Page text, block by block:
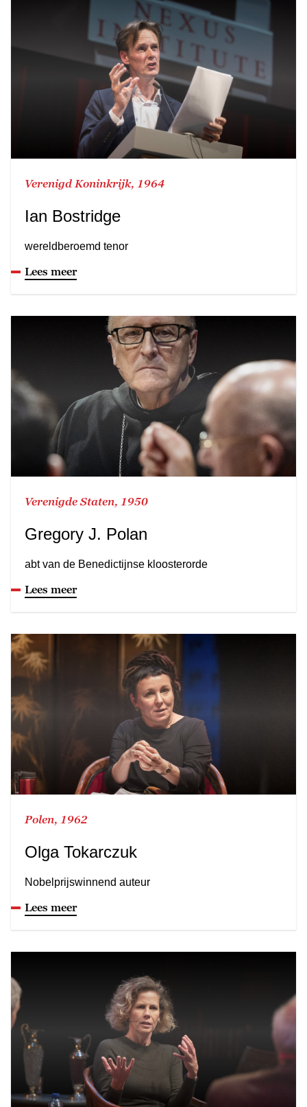
Verenigd Koninkrijk, 1964
Ian Bostridge
wereldberoemd tenor
Lees meer
Verenigde Staten, 1950
Gregory J. Polan
abt van de Benedictijnse kloosterorde
Lees meer
Polen, 1962
Olga Tokarczuk
Nobelprijswinnend auteur
Lees meer